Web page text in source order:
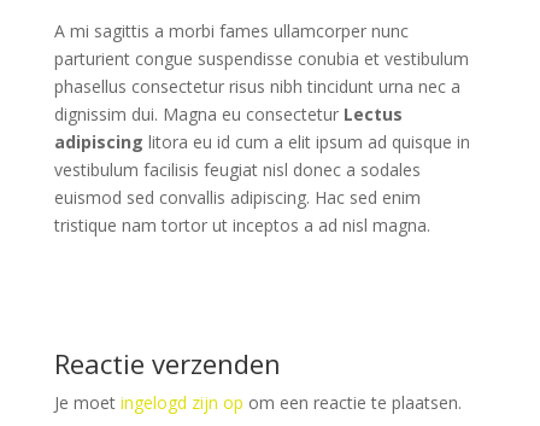
A mi sagittis a morbi fames ullamcorper nunc
parturient congue suspendisse conubia et vestibulum
phasellus consectetur risus nibh tincidunt urna nec a
dignissim dui. Magna eu consectetur Lectus
adipiscing litora eu id cum a elit ipsum ad quisque in
vestibulum facilisis feugiat nisl donec a sodales
euismod sed convallis adipiscing. Hac sed enim
tristique nam tortor ut inceptos a ad nisl magna.
Reactie verzenden
Je moet ingelogd zijn op om een reactie te plaatsen.